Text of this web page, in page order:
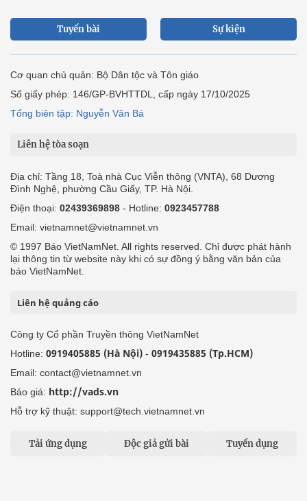
Tuyến bài Sự kiện
Cơ quan chủ quản: Bộ Dân tộc và Tôn giáo
Số giấy phép: 146/GP-BVHTTDL, cấp ngày 17/10/2025
Tổng biên tập: Nguyễn Văn Bá
Liên hệ tòa soạn
Địa chỉ: Tầng 18, Toà nhà Cục Viễn thông (VNTA), 68 Dương
Đình Nghệ, phường Cầu Giấy, TP. Hà Nội.
Điện thoại: 02439369898 - Hotline: 0923457788
Email: vietnamnet@vietnamnet.vn
© 1997 Báo VietNamNet. All rights reserved. Chỉ được phát hành
lại thông tin từ website này khi có sự đồng ý bằng văn bản của
báo VietNamNet.
Liên hệ quảng cáo
Công ty Cổ phần Truyền thông VietNamNet
Hotline: 0919405885 (Hà Nội) - 0919435885 (Tp.HCM)
Email: contact@vietnamnet.vn
Báo giá: http://vads.vn
Hỗ trợ kỹ thuật: support@tech.vietnamnet.vn
Tải ứng dụng Độc giả gửi bài Tuyển dụng